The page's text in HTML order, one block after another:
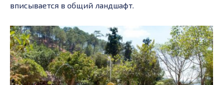
вписывается в общий ландшафт.